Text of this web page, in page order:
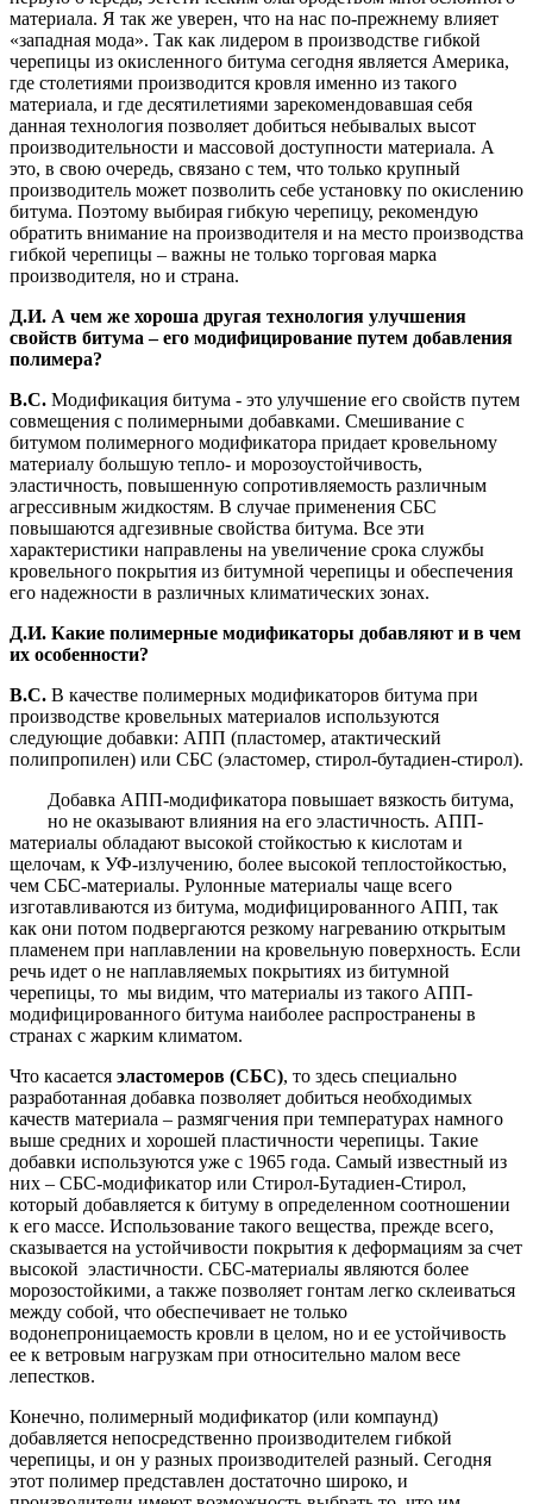
материала. Я так же уверен, что на нас по-прежнему влияет
«западная мода». Так как лидером в производстве гибкой
черепицы из окисленного битума сегодня является Америка,
где столетиями производится кровля именно из такого
материала, и где десятилетиями зарекомендовавшая себя
данная технология позволяет добиться небывалых высот
производительности и массовой доступности материала. А
это, в свою очередь, связано с тем, что только крупный
производитель может позволить себе установку по окислению
битума. Поэтому выбирая гибкую черепицу, рекомендую
обратить внимание на производителя и на место производства
гибкой черепицы – важны не только торговая марка
производителя, но и страна.
Д.И. А чем же хороша другая технология улучшения
свойств битума – его модифицирование путем добавления
полимера?
В.С. Модификация битума - это улучшение его свойств путем
совмещения с полимерными добавками. Смешивание с
битумом полимерного модификатора придает кровельному
материалу большую тепло- и морозоустойчивость,
эластичность, повышенную сопротивляемость различным
агрессивным жидкостям. В случае применения СБС
повышаются адгезивные свойства битума. Все эти
характеристики направлены на увеличение срока службы
кровельного покрытия из битумной черепицы и обеспечения
его надежности в различных климатических зонах.
Д.И. Какие полимерные модификаторы добавляют и в чем
их особенности?
В.С. В качестве полимерных модификаторов битума при
производстве кровельных материалов используются
следующие добавки: АПП (пластомер, атактический
полипропилен) или СБС (эластомер, стирол-бутадиен-стирол).
Добавка АПП-модификатора повышает вязкость битума,
но не оказывают влияния на его эластичность. АПП-
материалы обладают высокой стойкостью к кислотам и
щелочам, к УФ-излучению, более высокой теплостойкостью,
чем СБС-материалы. Рулонные материалы чаще всего
изготавливаются из битума, модифицированного АПП, так
как они потом подвергаются резкому нагреванию открытым
пламенем при наплавлении на кровельную поверхность. Если
речь идет о не наплавляемых покрытиях из битумной
черепицы, то мы видим, что материалы из такого АПП-
модифицированного битума наиболее распространены в
странах с жарким климатом.
Что касается эластомеров (СБС), то здесь специально
разработанная добавка позволяет добиться необходимых
качеств материала – размягчения при температурах намного
выше средних и хорошей пластичности черепицы. Такие
добавки используются уже с 1965 года. Самый известный из
них – СБС-модификатор или Стирол-Бутадиен-Стирол,
который добавляется к битуму в определенном соотношении
к его массе. Использование такого вещества, прежде всего,
сказывается на устойчивости покрытия к деформациям за счет
высокой эластичности. СБС-материалы являются более
морозостойкими, а также позволяет гонтам легко склеиваться
между собой, что обеспечивает не только
водонепроницаемость кровли в целом, но и ее устойчивость
ее к ветровым нагрузкам при относительно малом весе
лепестков.
Конечно, полимерный модификатор (или компаунд)
добавляется непосредственно производителем гибкой
черепицы, и он у разных производителей разный. Сегодня
этот полимер представлен достаточно широко, и